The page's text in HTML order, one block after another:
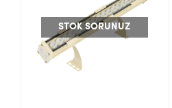
STOK SORUNUZ